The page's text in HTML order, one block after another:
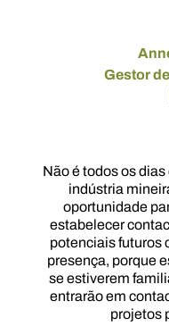
Gestor
Não é todos os
indústria
oportunidade
estabelecer
potenciais futuros
presença, porque
se estiverem
entrarão em
projetos